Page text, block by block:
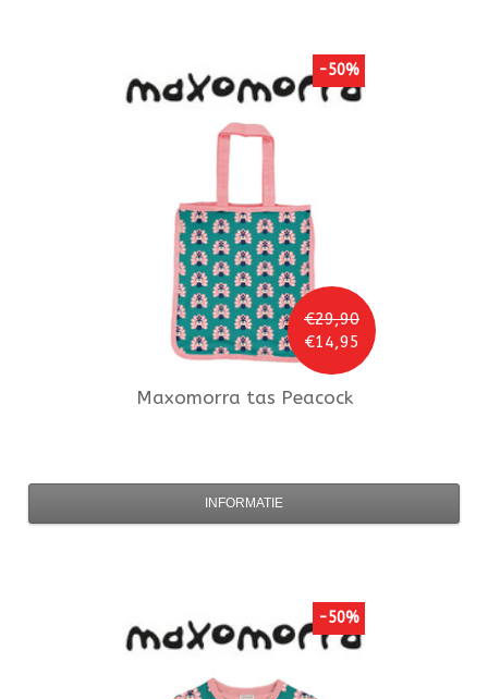
€29,90
€14,95
-50%
Maxomorra tas Peacock
INFORMATIE
-50%